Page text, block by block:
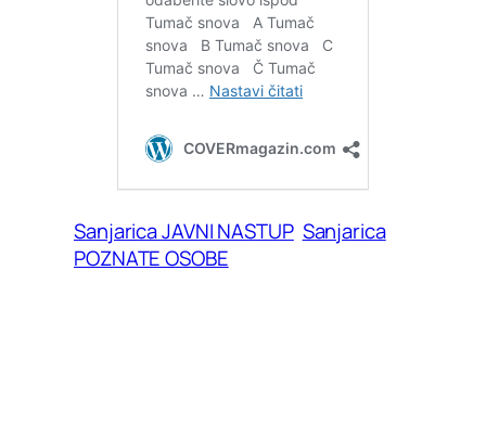
Sanjarica JAVNI NASTUP Sanjarica
POZNATE OSOBE